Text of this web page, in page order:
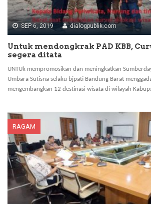
SEP 6, 2019 dialogpublik.com
Untuk mendongkrak PAD KBB,
segera ditata
UNTUk mempromosikan dan meningkatkan
Umbara Sutisna selaku bjpati Bandung Barat
mengembangkan 12 destinasi wisata di wilayah
RAGAM